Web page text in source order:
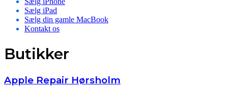
Sælg iPad
Sælg din gamle MacBook
Kontakt os
Butikker
Apple Repair Hørsholm